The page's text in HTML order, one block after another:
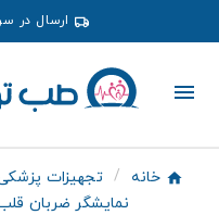
ارسال در
خانه تجهیزات
نمایشگر ضربان